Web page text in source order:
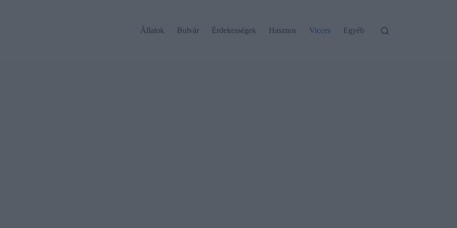
Állatok
Bulvár Érdekességek Hasznos Vicces Egyéb